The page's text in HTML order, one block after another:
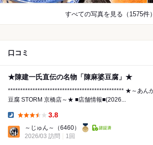
すべての写真を見る（1575件）
口コミ
★陳建一氏直伝の名物「陳麻婆豆腐」★
*********************************************** ★～あんかけ焼そば 陳麻婆
豆腐 STORM 京橋店～★⁡ ■店舗情報■(2026...
3.8
～じゅん～
（6460）
2026/03 訪問
1回